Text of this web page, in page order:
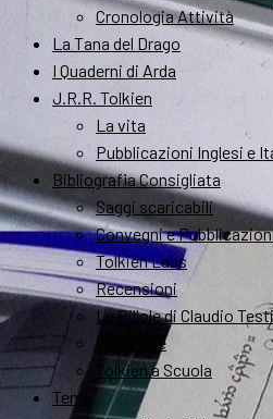
Cronologia Attività
La Tana del Drago
I Quaderni di Arda
J.R.R. Tolkien
La vita
Pubblicazioni Inglesi e
Bibliografia Consigliata
Saggi scaricabili
Convegni e
Tolkien Labs
Recensioni
Le Pillole di Claudio Testi
Interviste
Tolkien a Scuola
Temi